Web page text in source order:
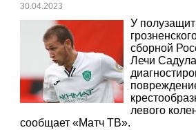
30.04.2023
У
сборной
Лечи
левого
сообщает «Матч ТВ».